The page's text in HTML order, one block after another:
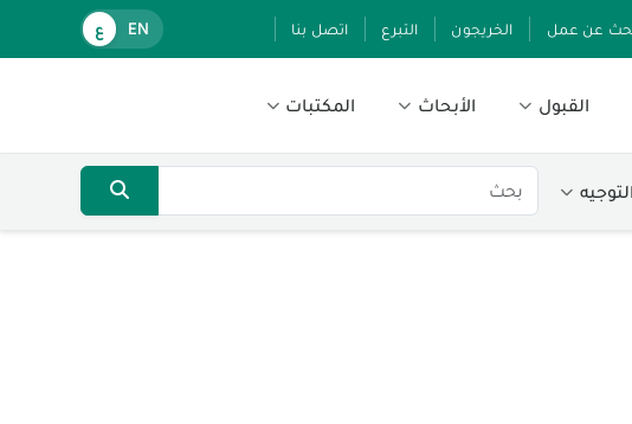
عن عمل الخريجون التبرع اتصل بنا EN ع
القبول الأبحاث المكتبات
التوجيه